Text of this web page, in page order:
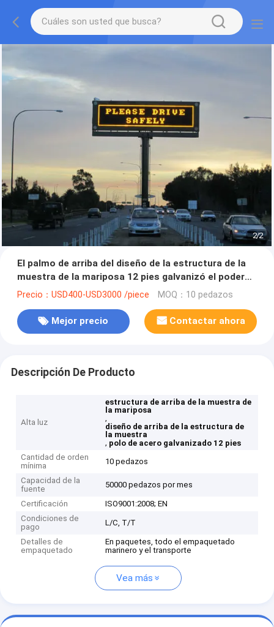
2/2
El palmo de arriba del diseño de la estructura de la
muestra de la mariposa 12 pies galvanizó el poder
poste de acero
Precio：USD400-USD3000 /piece MOQ：10 pedazos
Mejor precio Contactar ahora
Descripción De Producto
Alta luz
estructura de arriba de la muestra de
la mariposa
,
diseño de arriba de la estructura de
la muestra
, polo de acero galvanizado 12 pies
Cantidad de orden
mínima
10 pedazos
Capacidad de la
fuente
50000 pedazos por mes
Certificación
ISO9001:2008; EN
Condiciones de
pago
L/C, T/T
Detalles de
empaquetado
En paquetes, todo el empaquetado
marinero y el transporte
Vea más